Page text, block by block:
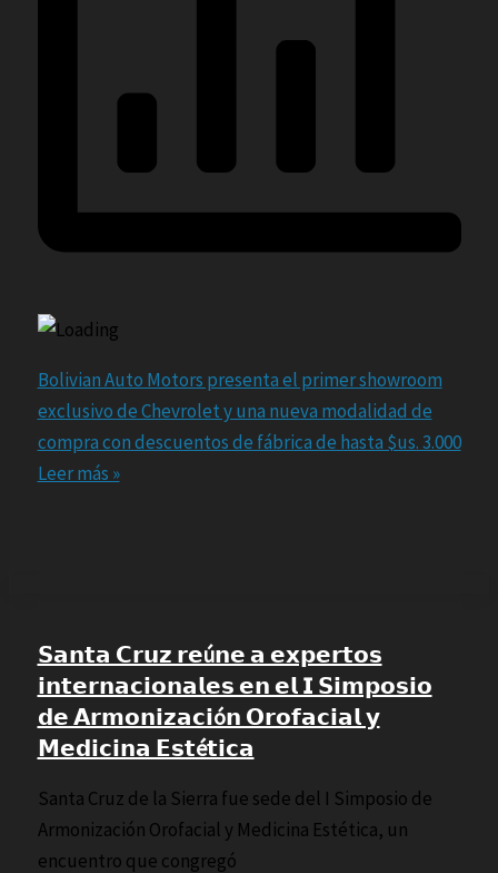
Bolivian Auto Motors presenta el primer showroom
exclusivo de Chevrolet y una nueva modalidad de
compra con descuentos de fábrica de hasta $us. 3.000
Leer más »
𝗦𝗮𝗻𝘁𝗮 𝗖𝗿𝘂𝘇 𝗿𝗲ú𝗻𝗲 𝗮 𝗲𝘅𝗽𝗲𝗿𝘁𝗼𝘀
𝗶𝗻𝘁𝗲𝗿𝗻𝗮𝗰𝗶𝗼𝗻𝗮𝗹𝗲𝘀 𝗲𝗻 𝗲𝗹 𝗜 𝗦𝗶𝗺𝗽𝗼𝘀𝗶𝗼
𝗱𝗲 𝗔𝗿𝗺𝗼𝗻𝗶𝘇𝗮𝗰𝗶ó𝗻 𝗢𝗿𝗼𝗳𝗮𝗰𝗶𝗮𝗹 𝘆
𝗠𝗲𝗱𝗶𝗰𝗶𝗻𝗮 𝗘𝘀𝘁é𝘁𝗶𝗰𝗮
Santa Cruz de la Sierra fue sede del I Simposio de
Armonización Orofacial y Medicina Estética, un
encuentro que congregó